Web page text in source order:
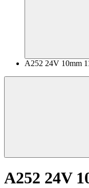
A252 24V 10mm
A252 24V